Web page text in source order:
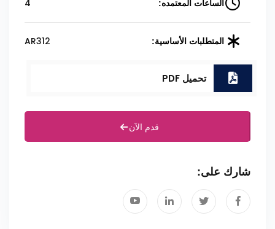
الساعات المعتمده: 4
المتطلبات الأساسية: AR312
تحميل PDF
قدم الآن
شارك على: